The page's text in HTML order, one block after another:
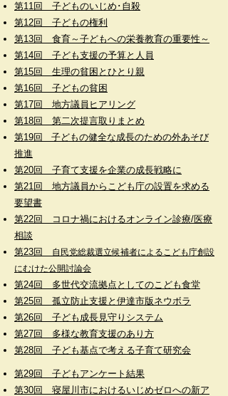
​第11回 子どものいじめ･自殺
​​第12回 子どもの権利
第13回 食育～子どもへの栄養教育の重要性～
​第14回 子ども支援の予算と人員
​​第15回 生理の貧困とひとり親
​​第16回 子どもの貧困
第17回 地方議員ヒアリング​
第18回 第二次提言取りまとめ
第19回 子どもの健全な成長のための外あそび
推進
​​第20回 子育て支援を企業の成長戦略に
​​第21回 地方議員からこども庁の設置を求める
要望書
第22回 コロナ禍におけるオンライン診療/医療
相談
第23回
自民党総裁選立候補者によるこども庁創設
にむけた公開討論会
第24回 多世代交流拠点としてのこども食堂
第25回 孤立防止支援と伊達市版ネウボラ
​第26回 子ども成長見守りシステム
第27回 多様な教育支援のあり方
第28回 子ども基点で考える子育て研究会
​第29回 子どもアンケート結果
第30回 寝屋川 市におけるいじめゼロへの新ア